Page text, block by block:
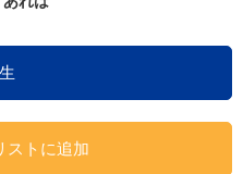
ンキングなど
をチェック！
ストに追加